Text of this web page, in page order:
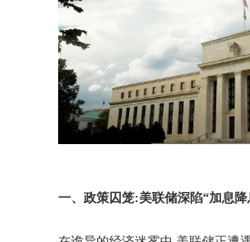
一、政策囚笼:美联储深陷“加息